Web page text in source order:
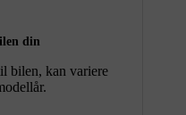
din
bilen, kan variere